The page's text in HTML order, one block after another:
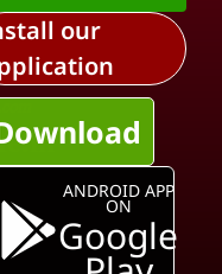
our
ANDROID APP
ON
Google